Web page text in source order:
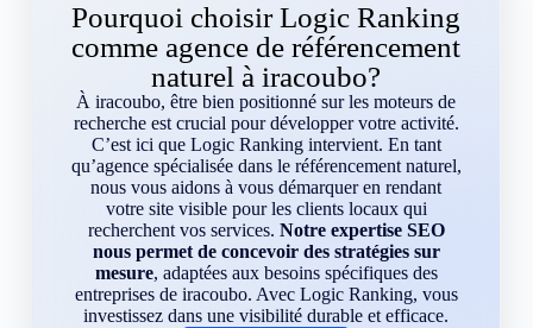
Pourquoi choisir Logic Ranking
comme agence de référencement
naturel à iracoubo?
À iracoubo, être bien positionné sur les moteurs de
recherche est crucial pour développer votre activité.
C’est ici que Logic Ranking intervient. En tant
qu’agence spécialisée dans le référencement naturel,
nous vous aidons à vous démarquer en rendant
votre site visible pour les clients locaux qui
recherchent vos services. Notre expertise SEO
nous permet de concevoir des stratégies sur
mesure, adaptées aux besoins spécifiques des
entreprises de iracoubo. Avec Logic Ranking, vous
investissez dans une visibilité durable et efficace.